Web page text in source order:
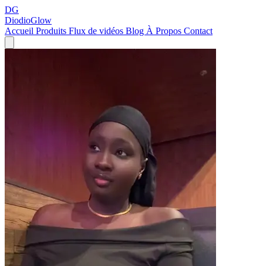
DG
DiodioGlow
Accueil Produits Flux de vidéos Blog À Propos Contact